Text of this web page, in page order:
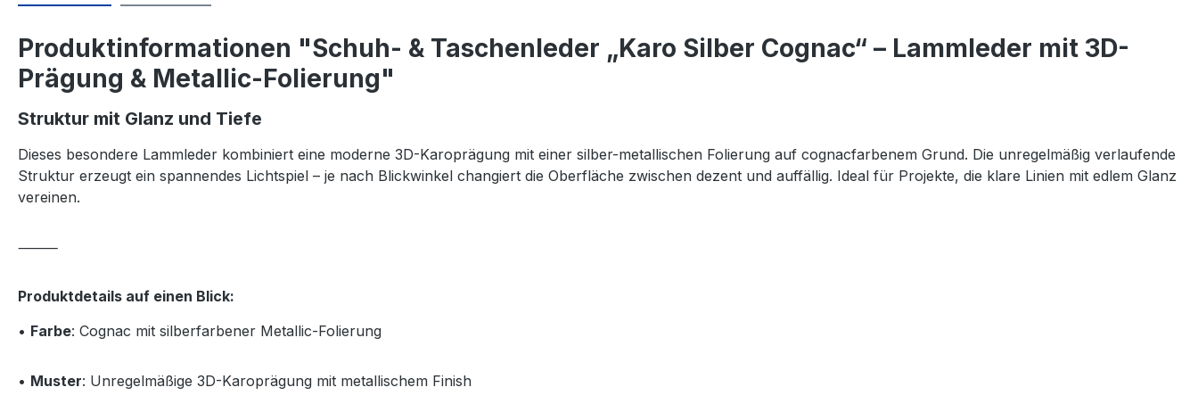
Produktinformationen "Schuh- & Taschenleder „Karo Silber Cognac“ – Lammleder mit 3D-
Prägung & Metallic-Folierung"
Struktur mit Glanz und Tiefe
Dieses besondere Lammleder kombiniert eine moderne 3D-Karoprägung mit einer silber-metallischen Folierung auf cognacfarbenem Grund. Die unregelmäßig verlaufende
Struktur erzeugt ein spannendes Lichtspiel – je nach Blickwinkel changiert die Oberfläche zwischen dezent und auffällig. Ideal für Projekte, die klare Linien mit edlem Glanz
vereinen.
⸻
Produktdetails auf einen Blick:
• Farbe: Cognac mit silberfarbener Metallic-Folierung
• Muster: Unregelmäßige 3D-Karoprägung mit metallischem Finish